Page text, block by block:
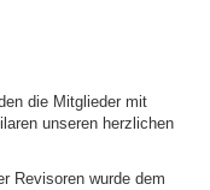
die Mitglieder mit
unseren herzlichen
Revisoren wurde dem